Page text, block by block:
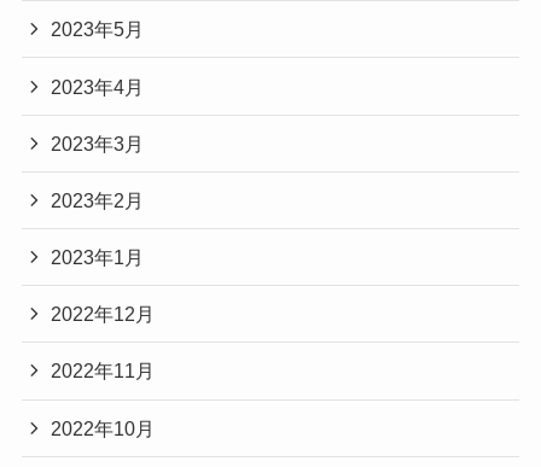
2023年5月
2023年4月
2023年3月
2023年2月
2023年1月
2022年12月
2022年11月
2022年10月